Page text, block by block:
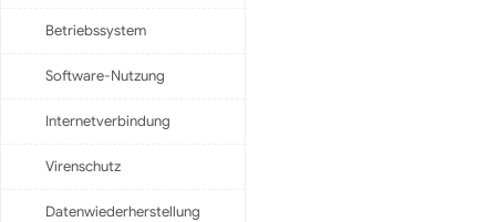
Betriebssystem
Software-Nutzung
Internetverbindung
Virenschutz
Datenwiederherstellung